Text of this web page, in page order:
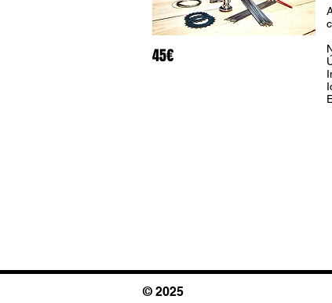
45€
© 2025